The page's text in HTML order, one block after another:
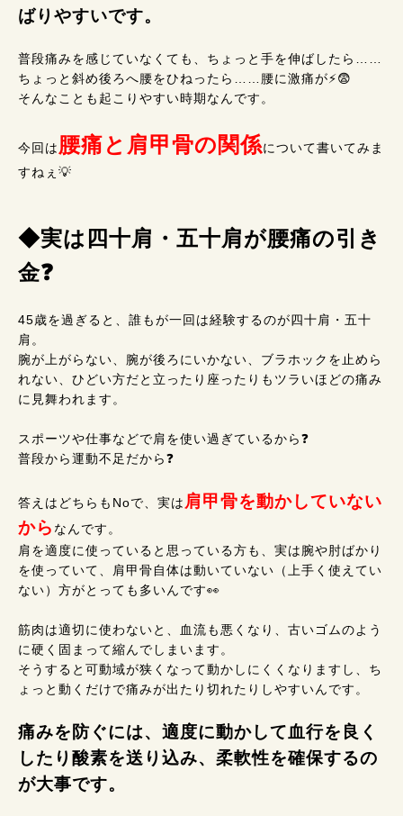
ばりやすいです。
普段痛みを感じていなくても、ちょっと手を伸ばしたら……
ちょっと斜め後ろへ腰をひねったら……腰に激痛が⚡😨
そんなことも起こりやすい時期なんです。
今回は 腰痛と肩甲骨の関係について書いてみま
すねぇ💡
◆実は四十肩・五十肩が腰痛の引き
金❓
45歳を過ぎると、誰もが一回は経験するのが四十肩・五十
肩。
腕が上がらない、腕が後ろにいかない、ブラホックを止めら
れない、ひどい方だと立ったり座ったりもツラいほどの痛み
に見舞われます。
スポーツや仕事などで肩を使い過ぎているから❓
普段から運動不足だから❓
答えはどちらもNoで、実は 肩甲骨を動かしていない
から なんです。
肩を適度に使っていると思っている方も、実は腕や肘ばかり
を使っていて、肩甲骨自体は動いていない（上手く使えてい
ない）方がとっても多いんです👀
筋肉は適切に使わないと、血流も悪くなり、古いゴムのよう
に硬く固まって縮んでしまいます。
そうすると可動域が狭くなって動かしにくくなりますし、ち
ょっと動くだけで痛みが出たり切れたりしやすいんです。
痛みを防ぐには、適度に動かして血行を良く
したり酸素を送り込み、柔軟性を確保するの
が大事です。